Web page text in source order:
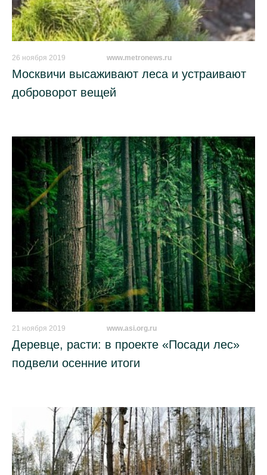
26 ноября 2019 www.metronews.ru
Москвичи высаживают леса и устраивают
доброворот вещей
21 ноября 2019 www.asi.org.ru
Деревце, расти: в проекте «Посади лес»
подвели осенние итоги